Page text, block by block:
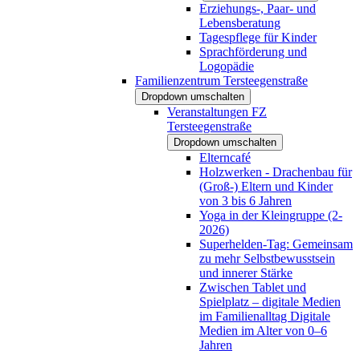
Erziehungs-, Paar- und
Lebensberatung
Tagespflege für Kinder
Sprachförderung und
Logopädie
Familienzentrum Tersteegenstraße
Dropdown umschalten
Veranstaltungen FZ
Tersteegenstraße
Dropdown umschalten
Elterncafé
Holzwerken - Drachenbau für
(Groß-) Eltern und Kinder
von 3 bis 6 Jahren
Yoga in der Kleingruppe (2-
2026)
Superhelden-Tag: Gemeinsam
zu mehr Selbstbewusstsein
und innerer Stärke
Zwischen Tablet und
Spielplatz – digitale Medien
im Familienalltag Digitale
Medien im Alter von 0–6
Jahren